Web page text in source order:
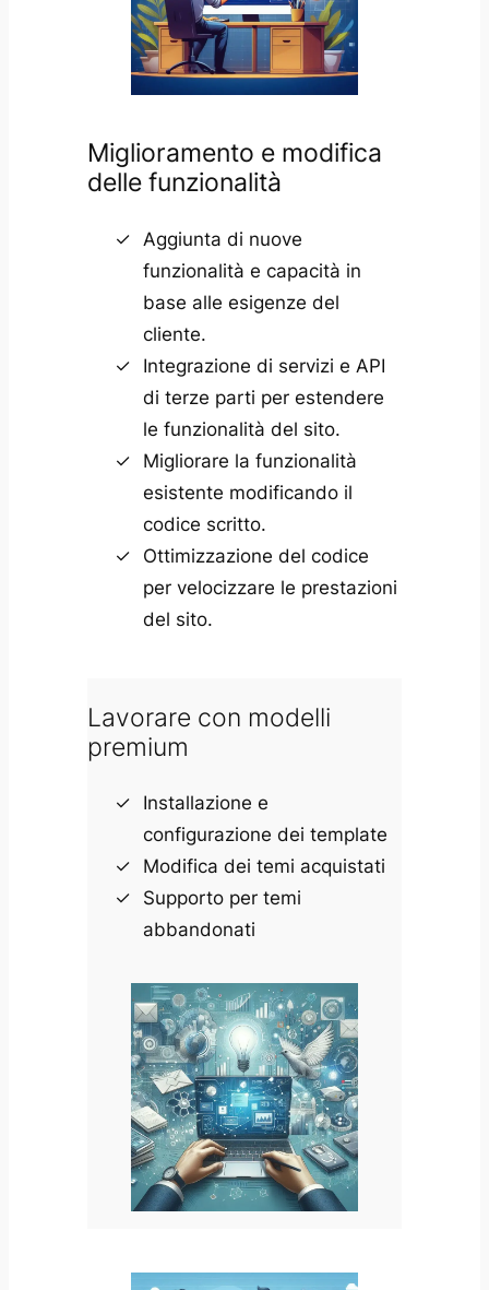
Miglioramento e modifica
delle funzionalità
Aggiunta di nuove
funzionalità e capacità in
base alle esigenze del
cliente.
Integrazione di servizi e API
di terze parti per estendere
le funzionalità del sito.
Migliorare la funzionalità
esistente modificando il
codice scritto.
Ottimizzazione del codice
per velocizzare le prestazioni
del sito.
Lavorare con modelli
premium
Installazione e
configurazione dei template
Modifica dei temi acquistati
Supporto per temi
abbandonati